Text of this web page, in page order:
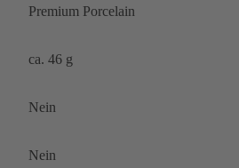
Premium Porcelain
ca. 46 g
Nein
Nein